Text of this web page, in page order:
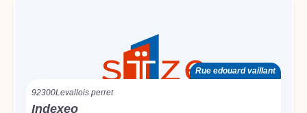
Rue edouard vaillant
92300Levallois perret
Indexeo